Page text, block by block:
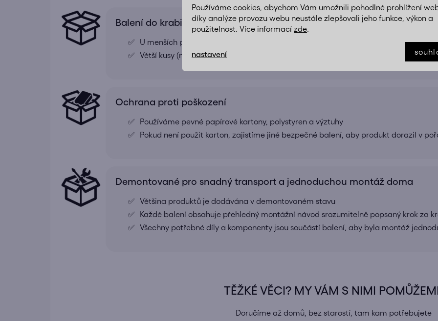
Používáme cookies, abychom Vám umožnili pohodlné prohlížení
díky analýze provozu webu neustále zlepšovali jeho funkce, výkon a
použitelnost. Více informací zde.
nastavení
Balení do krabic
U menších produktů je zboží zabaleno v jednom kartonu
Větší kusy (například skříně, komody apod.) rozdělíme do více balíků pro snadnější
Ochrana proti poškození
Používáme pevné papírové kartony, polystyren a výztuhy
Pokud není použit karton, zajistíme jiné bezpečné balení, aby produkt dorazil v
Demontované pro snadný transport a jednoduchou montáž doma
Většina produktů je dodávána v demontovaném stavu
Každé balení obsahuje přehledný montážní návod srozumitelně popsaný krok za
Všechny potřebné díly a komponenty jsou součástí balení, aby byla montáž
TĚŽKÉ VĚCI? MY VÁM S NIMI
Doručíme až domů, bez starostí, tam kam potřebujete